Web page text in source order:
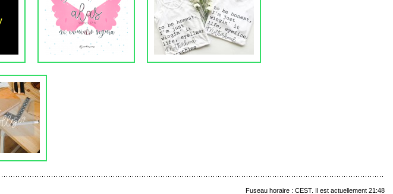
Fuseau horaire : CEST. Il est actuellement 21:48